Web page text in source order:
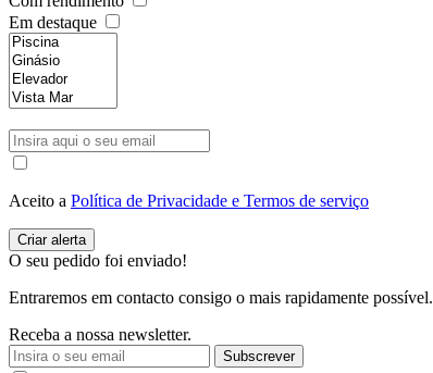
Em destaque
Aceito a Política de Privacidade e Termos de serviço
O seu pedido foi enviado!
Entraremos em contacto consigo o mais rapidamente possível.
Receba a nossa newsletter.
Subscrever